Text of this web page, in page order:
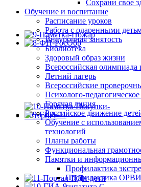
Сохрани свое
Обучение и воспитание
Расписание уроков
Работа с одаренными
Внеурочная занятость
Библиотека
Здоровый образ жизни
Всероссийская олимпиада
Летний лагерь
Всероссийские
Психолого-
Горячая линия
Российское движение
Обучение с
технологий
Планы работы
Функциональная
Памятки и
Профилактика
Профилактика